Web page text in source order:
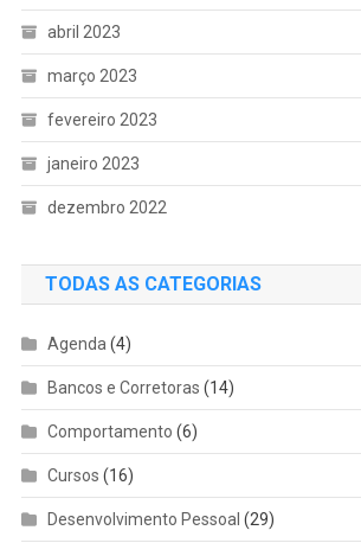
abril 2023
março 2023
fevereiro 2023
janeiro 2023
dezembro 2022
TODAS AS CATEGORIAS
Agenda(4)
Bancos e Corretoras (14)
Comportamento (6)
Cursos (16)
Desenvolvimento Pessoal (29)